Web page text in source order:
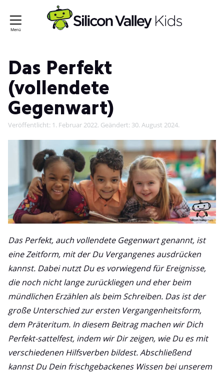
Das Perfekt
(vollendete
Gegenwart)
Veröffentlicht: 1. Februar 2022. Geändert: 30. August 2024.
Das Perfekt, auch vollendete Gegenwart genannt, ist
eine Zeitform, mit der Du Vergangenes ausdrücken
kannst. Dabei nutzt Du es vorwiegend für Ereignisse,
die noch nicht lange zurückliegen und eher beim
mündlichen Erzählen als beim Schreiben. Das ist der
große Unterschied zur ersten Vergangenheitsform,
dem Präteritum. In diesem Beitrag machen wir Dich
Perfekt-sattelfest, indem wir Dir zeigen, wie Du es mit
verschiedenen Hilfsverben bildest. Abschließend
kannst Du Dein frischgebackenes Wissen bei unserem